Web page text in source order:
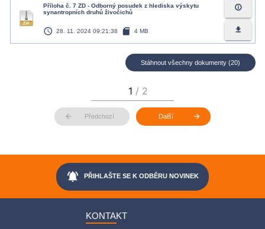
Příloha č. 7 ZD - Odborný posudek z hlediska výskytu
synantropních druhů živočichů
access_time 28. 11. 2024 09:21:38 sd_card 4 MB
info_outline
file_download
Stáhnout všechny dokumenty (20)
arrow_back Předchozí Další arrow_forward
notifications_active PŘIHLAŠTE SE K ODBĚRU NOVINEK
KONTAKT